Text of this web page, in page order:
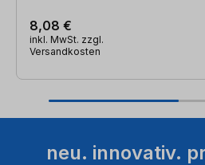
8,08 €
inkl. MwSt. zzgl.
Versandkosten
neu. innovativ.